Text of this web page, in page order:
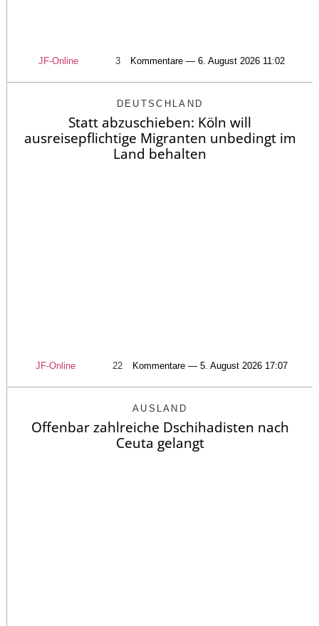
JF-Online 3 Kommentare — 6. August 2026 11:02
DEUTSCHLAND
Statt abzuschieben: Köln will
ausreisepflichtige Migranten unbedingt im
Land behalten
JF-Online 22 Kommentare — 5. August 2026 17:07
AUSLAND
Offenbar zahlreiche Dschihadisten nach
Ceuta gelangt